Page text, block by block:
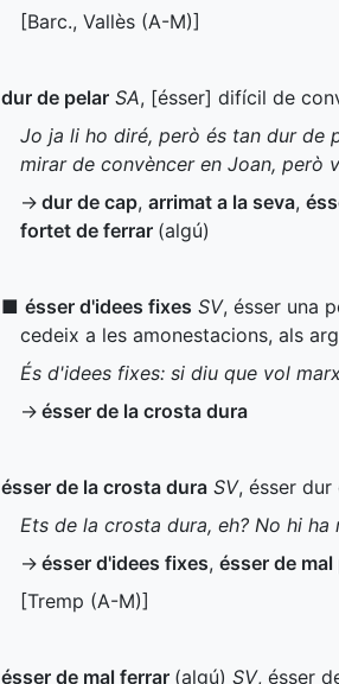
[Barc., Vallès (A-M)]
dur de pelar SA, [ésser] difícil de
Jo ja li ho diré, però és tan dur de
mirar de convèncer en Joan, però
→ dur de cap, arrimat a la seva,
fortet de ferrar (algú)
■ ésser d'idees fixes SV, ésser una
cedeix a les amonestacions, als
És d'idees fixes: si diu que vol
→ ésser de la crosta dura
ésser de la crosta dura SV, ésser
Ets de la crosta dura, eh? No hi
→ ésser d'idees fixes, ésser de mal
[Tremp (A-M)]
ésser de mal ferrar (algú) SV, ésser